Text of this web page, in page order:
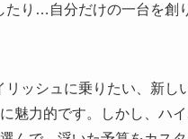
り…自分だけの一台を創
ッシュに乗りたい、新
魅力的です。しかし、ハ